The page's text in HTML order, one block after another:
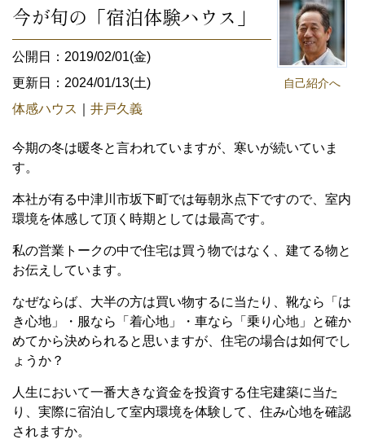
自己紹介へ
今が旬の「宿泊体験ハウス」
公開日：2019/02/01(金)
更新日：2024/01/13(土)
体感ハウス
井戸久義
今期の冬は暖冬と言われていますが、寒いが続いていま
す。
本社が有る中津川市坂下町では毎朝氷点下ですので、室内
環境を体感して頂く時期としては最高です。
私の営業トークの中で住宅は買う物ではなく、建てる物と
お伝えしています。
なぜならば、大半の方は買い物するに当たり、靴なら「は
き心地」・服なら「着心地」・車なら「乗り心地」と確か
めてから決められると思いますが、住宅の場合は如何でし
ょうか？
人生において一番大きな資金を投資する住宅建築に当た
り、実際に宿泊して室内環境を体験して、住み心地を確認
されますか。